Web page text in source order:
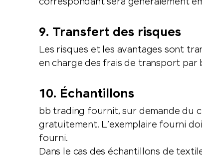
correspondant sera généralement
9. Transfert des risques
Les risques et les avantages sont
en charge des frais de transport par
10. Échantillons
bb trading fournit, sur demande du
gratuitement. L’exemplaire fourni
fourni.
Dans le cas des échantillons de